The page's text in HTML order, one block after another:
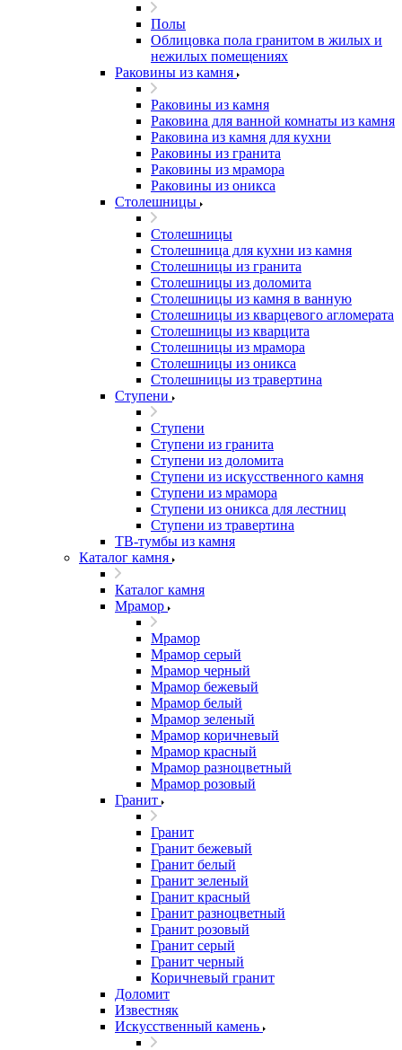
Полы
Облицовка пола гранитом в жилых и
нежилых помещениях
Раковины из камня
Раковины из камня
Раковина для ванной комнаты из камня
Раковина из камня для кухни
Раковины из гранита
Раковины из мрамора
Раковины из оникса
Столешницы
Столешницы
Столешница для кухни из камня
Столешницы из гранита
Столешницы из доломита
Столешницы из камня в ванную
Столешницы из кварцевого агломерата
Столешницы из кварцита
Столешницы из мрамора
Столешницы из оникса
Столешницы из травертина
Ступени
Ступени
Ступени из гранита
Ступени из доломита
Ступени из искусственного камня
Ступени из мрамора
Ступени из оникса для лестниц
Ступени из травертина
ТВ-тумбы из камня
Каталог камня
Каталог камня
Мрамор
Мрамор
Мрамор серый
Мрамор черный
Мрамор бежевый
Мрамор белый
Мрамор зеленый
Мрамор коричневый
Мрамор красный
Мрамор разноцветный
Мрамор розовый
Гранит
Гранит
Гранит бежевый
Гранит белый
Гранит зеленый
Гранит красный
Гранит разноцветный
Гранит розовый
Гранит серый
Гранит черный
Коричневый гранит
Доломит
Известняк
Искусственный камень